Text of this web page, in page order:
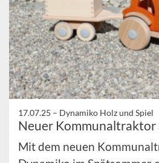
17.07.25 – Dynamiko Holz und Spiel
Neuer Kommunaltraktor
Mit dem neuen